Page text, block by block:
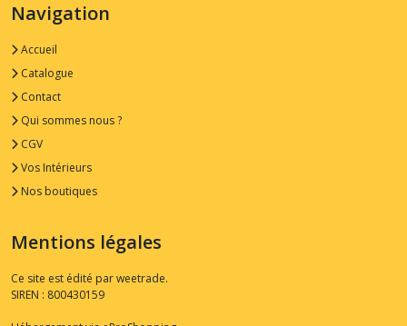
Navigation
Accueil
Catalogue
Contact
Qui sommes nous ?
CGV
Vos Intérieurs
Nos boutiques
Mentions légales
Ce site est édité par weetrade.
SIREN : 800430159